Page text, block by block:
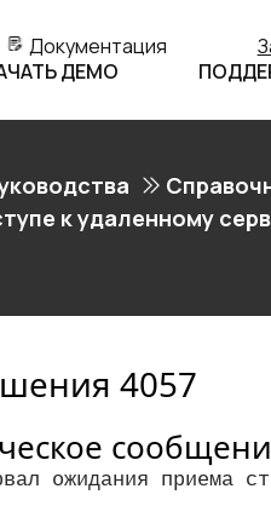
Документация
ДЕМО
к удаленному
4057
ожидания приема